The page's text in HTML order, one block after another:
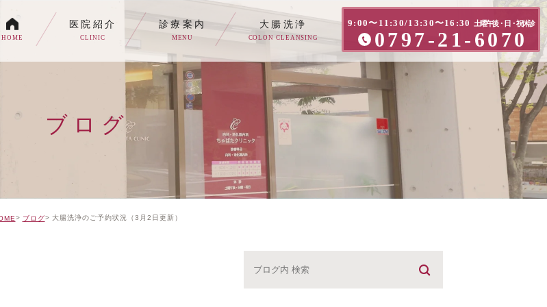
9:00〜11:30/13:30〜16:30 土曜午後・日・祝休診
0797-21-6070
HOME
医院紹介
CLINIC
診療案内
MENU
各種内視鏡検査について
生活習慣病
消化器内科・内科
トイレの症状でお悩みの方へ
大腸洗浄
COLON CLEANSING
ブログ
ブログ 大腸洗浄のご予約状況（3月2日更新）